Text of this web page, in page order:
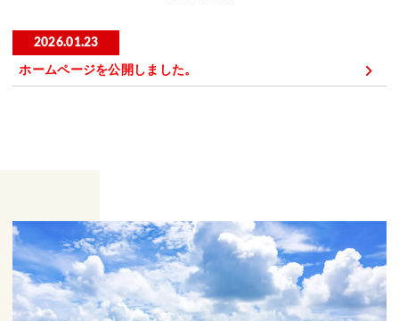
2026.01.23
ホームページを公開しました。